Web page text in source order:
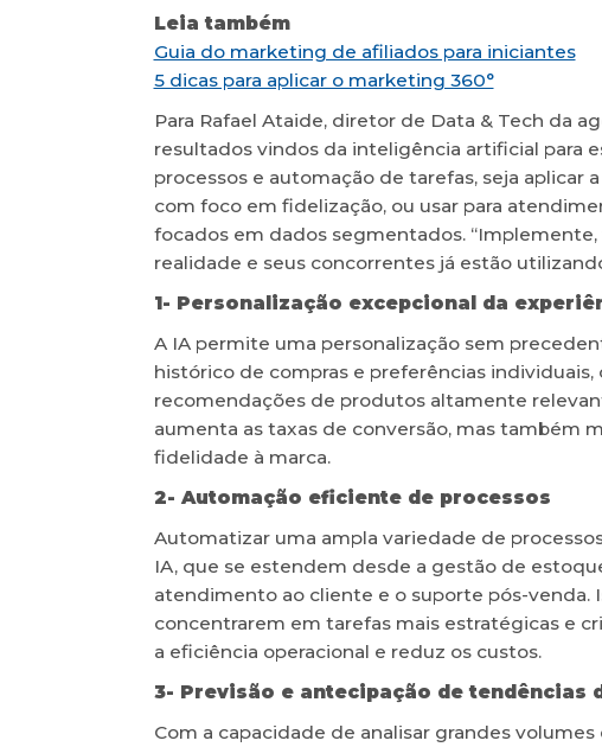
Leia também
Guia do marketing de afiliados para iniciantes
5 dicas para aplicar o marketing 360°
Para Rafael Ataide, diretor de Data & Tech da
resultados vindos da inteligência artificial para
processos e automação de tarefas, seja aplicar
com foco em fidelização, ou usar para
focados em dados segmentados.
realidade e seus concorrentes já estão
1- Personalização excepcional da
A IA permite uma personalização sem
histórico de compras e preferências
recomendações de produtos altamente
aumenta as taxas de conversão, mas também
fidelidade à marca.
2- Automação eficiente de processos
Automatizar uma ampla variedade de
IA, que se estendem desde a gestão de
atendimento ao cliente e o suporte pós-venda.
concentrarem em tarefas mais estratégicas e
a eficiência operacional e reduz os custos.
3- Previsão e antecipação de tendências
Com a capacidade de analisar grandes